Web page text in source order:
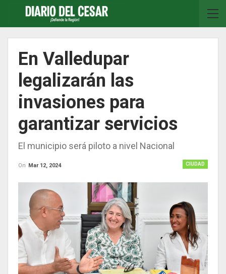
En Valledupar
legalizarán las
invasiones para
garantizar servicios
El municipio será piloto a nivel Nacional
CIUDAD
On Mar 12, 2024